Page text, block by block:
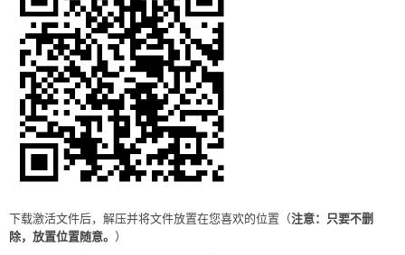
下载激活文件后，解压并将文件放置在您喜欢的位置（注意：只要不删
除，放置位置随意。 ）